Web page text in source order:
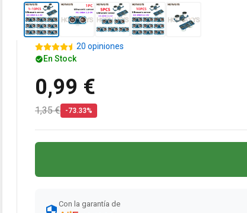
20 opiniones
En Stock
0,99 €
1,35 € -73.33%
Con la garantía de